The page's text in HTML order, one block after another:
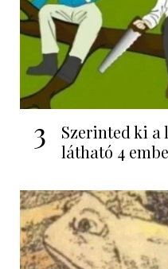
3
Szerinted ki a
látható 4